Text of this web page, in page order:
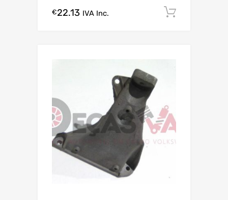
€22.13 IVA Inc.